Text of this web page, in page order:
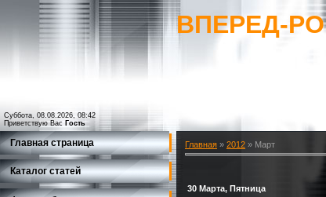
Суббота, 08.08.2026, 08:42
Приветствую Вас Гость
ВПЕРЕД-
Главная страница
Каталог статей
Главная » 2012 » Март
30 Марта, Пятница